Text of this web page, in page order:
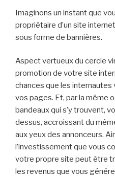
Imaginons un instant que
propriétaire d’un site
sous forme de bannières.
Aspect vertueux du cercle
promotion de votre site
chances que les
vos pages. Et, par la même
bandeaux qui s’y trouvent,
dessus, accroissant du
aux yeux des annonceurs.
l’investissement que vous
votre propre site peut être
les revenus que vous